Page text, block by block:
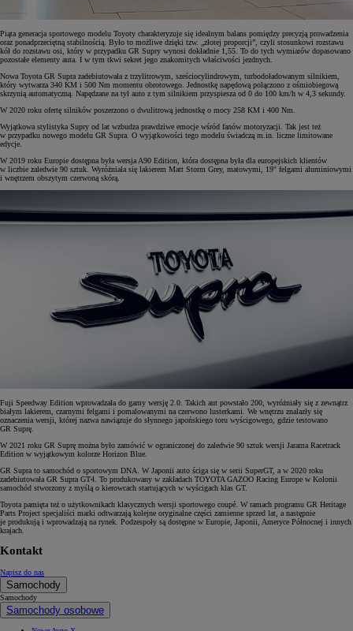
Piąta generacja sportowego modelu Toyoty charakteryzuje się idealnym balans pomiędzy precyzją prowadzenia
oraz ponadprzeciętną stabilnością. Było to możliwe dzięki tzw. „złotej proporcji”, czyli stosunkowi rozstawu
kół do rozstawu osi, który w przypadku GR Supry wynosi dokładnie 1,55. To do tych wymiarów dopasowano
pozostałe elementy auta. I w tym tkwi sekret jego znakomitych właściwości jezdnych.
Nowa Toyota GR Supra zadebiutowała z trzylitrowym, sześciocylindrowym, turbodoładowanym silnikiem,
który wytwarza 340 KM i 500 Nm momentu obrotowego. Jednostkę napędową połączono z ośmiobiegową
skrzynią automatyczną. Napędzane na tył auto z tym silnikiem przyspiesza od 0 do 100 km/h w 4,3 sekundy.
W 2020 roku ofertę silników poszerzono o dwulitrową jednostkę o mocy 258 KM i 400 Nm.
Wyjątkowa stylistyka Supry od lat wzbudza prawdziwe emocje wśród fanów motoryzacji. Tak jest też
w przypadku nowego modelu GR Supra. O wyjątkowości tego modelu świadczą m.in. liczne limitowane
edycje.
W 2019 roku Europie dostępna była wersja A90 Edition, która dostępna była dla europejskich klientów
w liczbie zaledwie 90 sztuk. Wyróżniała się lakierem Matt Storm Grey, matowymi, 19'' felgami aluminiowymi
i wnętrzem obszytym czerwoną skórą.
Fuji Speedway Edition wprowadzała do gamy wersję 2.0. Takich aut powstało 200, wyróżniały się z zewnątrz
białym lakierem, czarnymi felgami i pomalowanymi na czerwono lusterkami. We wnętrzu znalazły się
oznaczenia wersji, której nazwa nawiązuje do słynnego japońskiego toru wyścigowego, gdzie testowano
GR Suprę.
W 2021 roku GR Suprę można było zamówić w ograniczonej do zaledwie 90 sztuk wersji Jarama Racetrack
Edition w wyjątkowym kolorze Horizon Blue.
GR Supra to samochód o sportowym DNA. W Japonii auto ściga się w serii SuperGT, a w 2020 roku
zadebiutowała GR Supra GT4. To produkowany w zakładach TOYOTA GAZOO Racing Europe w Kolonii
samochód stworzony z myślą o kierowcach startujących w wyścigach klas GT.
Toyota pamięta też o użytkownikach klasycznych wersji sportowego coupé. W ramach programu GR Heritage
Parts Project specjaliści marki odtwarzają kolejne oryginalne części zamienne sprzed lat, a następnie
je produkują i wprowadzają na rynek. Podzespoły są dostępne w Europie, Japonii, Ameryce Północnej i innych
krajach.
Kontakt
Napisz do nas
Samochody
Samochody
Samochody osobowe